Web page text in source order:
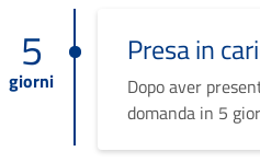
5
giorni
Presa in
Dopo aver
domanda in 5